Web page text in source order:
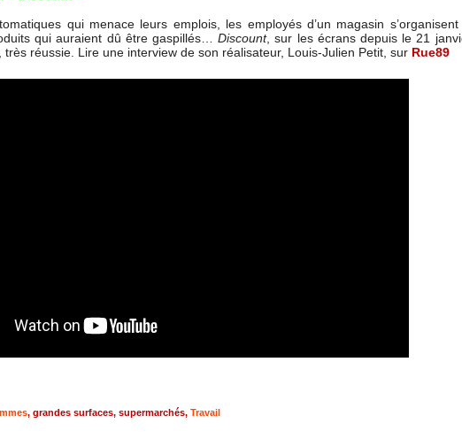
qui menace leurs emplois, les employés d’un magasin
qui auraient dû être gaspillés…Discount, sur les écrans depuis le 21
réussie. Lire une interview de son réalisateur, Louis-Julien Petit, sur Rue89
, grandes surfaces, supermarchés, Travail